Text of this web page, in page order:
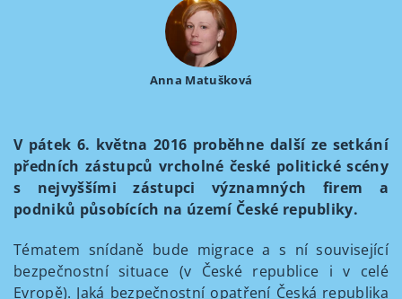
Anna Matušková
V pátek 6. května 2016 proběhne další ze setkání
předních zástupců vrcholné české politické scény
s nejvyššími zástupci významných firem a
podniků působících na území České republiky.
Tématem snídaně bude migrace a s ní související
bezpečnostní situace (v České republice i v celé
Evropě). Jaká bezpečnostní opatření Česká republika